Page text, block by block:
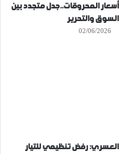
أسعار المحروقات..جدل متجدد بين
السوق والتحرير
02/06/2026
العسري: رفض تنظيمي للتيار